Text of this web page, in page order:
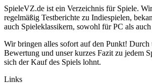
SpieleVZ.de ist ein Verzeichnis für Spiele.
regelmäßig Testberichte zu Indiespielen,
auch Spieleklassikern, sowohl für PC als
Wir bringen alles sofort auf den Punkt! Durch
Bewertung und unser kurzes Fazit zu jedem
sich der Kauf des Spiels lohnt.
Links